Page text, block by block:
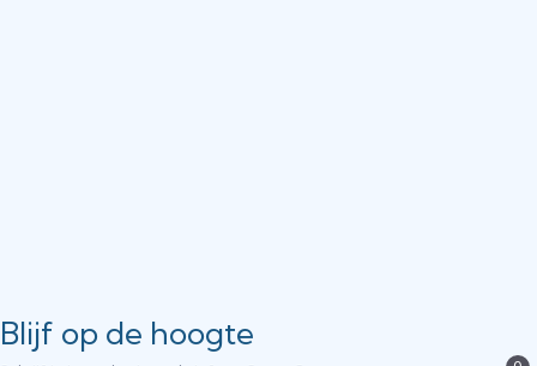
Blijf op de hoogte